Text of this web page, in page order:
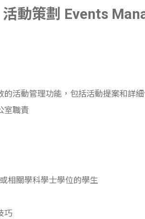
動策劃 Events
的活動管理功能，包括活動提案和詳細
室職責
相關學科學士學位的學生
巧